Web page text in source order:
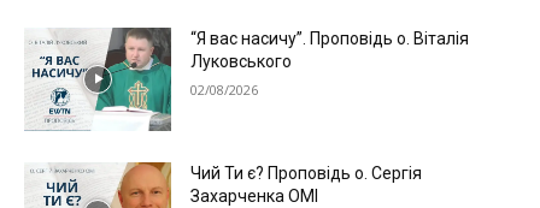
“Я вас насичу”. Проповідь о. Віталія
Луковського
02/08/2026
Чий Ти є? Проповідь о. Сергія
Захарченка ОМІ